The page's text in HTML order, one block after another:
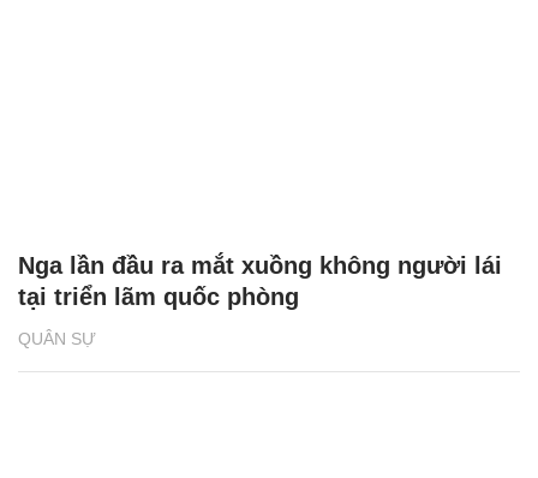
QUÂN SỰ
Nga lần đầu ra mắt xuồng không người lái
tại triển lãm quốc phòng